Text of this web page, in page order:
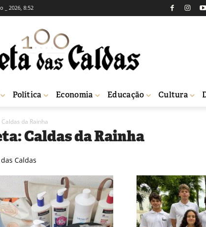
_ 2026, 8:52
Política Economia Educação Cultura
Caldas da Rainha
Caldas da Rainha
Caldas